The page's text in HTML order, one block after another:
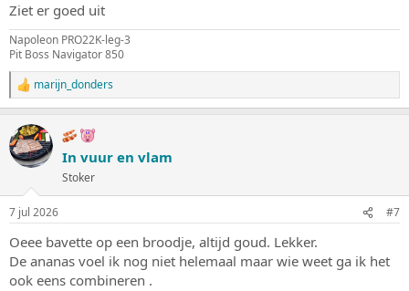
Ziet er goed uit
Napoleon PRO22K-leg-3
Pit Boss Navigator 850
W
a
r
d
e
i
n
g
e
n
:
marijn_donders
In vuur en vlam
Stoker
7 jul 2026 #7
Oeee bavette op een broodje, altijd goud. Lekker.
De ananas voel ik nog niet helemaal maar wie weet ga ik het
ook eens combineren .